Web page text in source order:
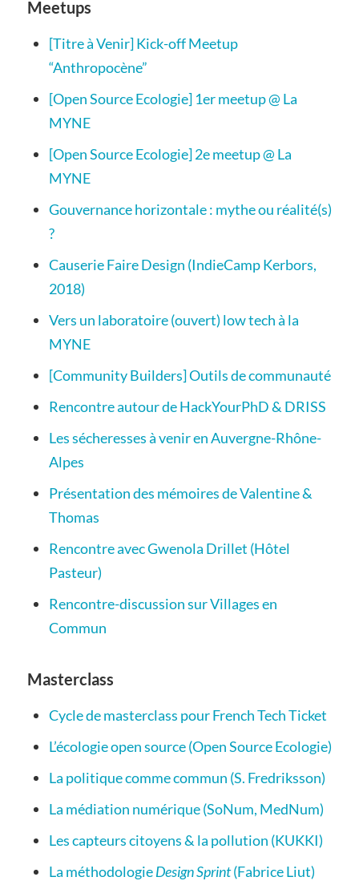
Meetups
[Titre à Venir] Kick-off Meetup
“Anthropocène”
[Open Source Ecologie] 1er meetup @ La
MYNE
[Open Source Ecologie] 2e meetup @ La
MYNE
Gouvernance horizontale : mythe ou réalité(s)
?
Causerie Faire Design (IndieCamp Kerbors,
2018)
Vers un laboratoire (ouvert) low tech à la
MYNE
[Community Builders] Outils de communauté
Rencontre autour de HackYourPhD & DRISS
Les sécheresses à venir en Auvergne-Rhône-
Alpes
Présentation des mémoires de Valentine &
Thomas
Rencontre avec Gwenola Drillet (Hôtel
Pasteur)
Rencontre-discussion sur Villages en
Commun
Masterclass
Cycle de masterclass pour French Tech Ticket
L’écologie open source (Open Source Ecologie)
La politique comme commun (S. Fredriksson)
La médiation numérique (SoNum, MedNum)
Les capteurs citoyens & la pollution (KUKKI)
La méthodologieDesign Sprint(Fabrice Liut)